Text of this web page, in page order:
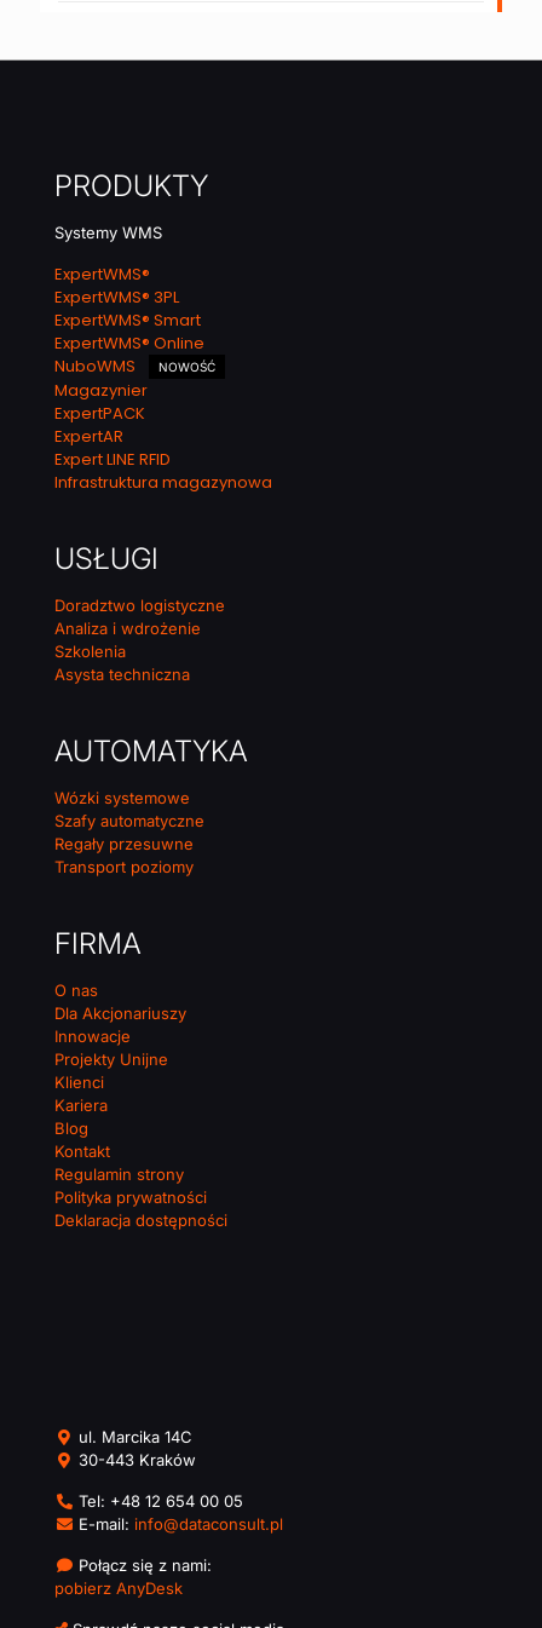
PRODUKTY
Systemy WMS
ExpertWMS®
ExpertWMS® 3PL
ExpertWMS® Smart
ExpertWMS® Online
NuboWMS
NOWOŚĆ
Magazynier
ExpertPACK
ExpertAR
Expert LINE RFID
Infrastruktura magazynowa
USŁUGI
Doradztwo logistyczne
Analiza i wdrożenie
Szkolenia
Asysta techniczna
AUTOMATYKA
Wózki systemowe
Szafy automatyczne
Regały przesuwne
Transport poziomy
FIRMA
O nas
Dla Akcjonariuszy
Innowacje
Projekty Unijne
Klienci
Kariera
Blog
Kontakt
Regulamin strony
Polityka prywatności
Deklaracja dostępności
ul. Marcika 14C
30-443 Kraków
Tel: +48 12 654 00 05
E-mail: info@dataconsult.pl
Połącz się z nami:
pobierz AnyDesk